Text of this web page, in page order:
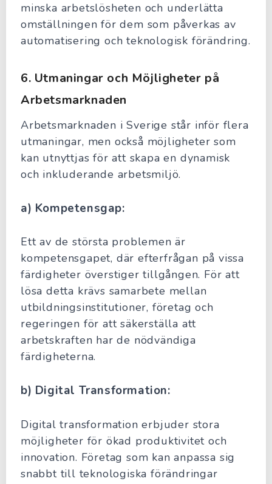
minska arbetslösheten och underlätta
omställningen för dem som påverkas av
automatisering och teknologisk förändring.
6. Utmaningar och Möjligheter på
Arbetsmarknaden
Arbetsmarknaden i Sverige står inför flera
utmaningar, men också möjligheter som
kan utnyttjas för att skapa en dynamisk
och inkluderande arbetsmiljö.
a) Kompetensgap:
Ett av de största problemen är
kompetensgapet, där efterfrågan på vissa
färdigheter överstiger tillgången. För att
lösa detta krävs samarbete mellan
utbildningsinstitutioner, företag och
regeringen för att säkerställa att
arbetskraften har de nödvändiga
färdigheterna.
b) Digital Transformation:
Digital transformation erbjuder stora
möjligheter för ökad produktivitet och
innovation. Företag som kan anpassa sig
snabbt till teknologiska förändringar